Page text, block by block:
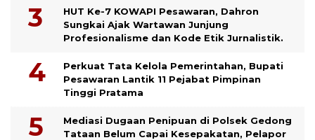
HUT Ke-7 KOWAPI Pesawaran, Dahron
Sungkai Ajak Wartawan Junjung
Profesionalisme dan Kode Etik Jurnalistik.
Perkuat Tata Kelola Pemerintahan, Bupati
Pesawaran Lantik 11 Pejabat Pimpinan
Tinggi Pratama
Mediasi Dugaan Penipuan di Polsek Gedong
Tataan Belum Capai Kesepakatan, Pelapor